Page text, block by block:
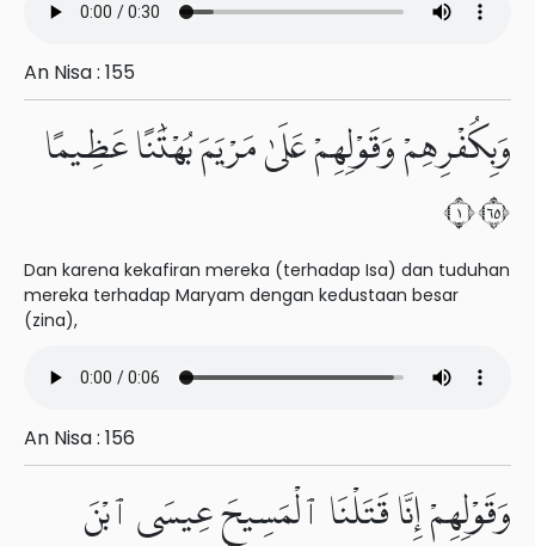
An Nisa : 155
وَبِكُفْرِهِمْ وَقَوْلِهِمْ عَلَىٰ مَرْيَمَ بُهْتَٰنًا عَظِيمًا
١٥٦
Dan karena kekafiran mereka (terhadap Isa) dan tuduhan
mereka terhadap Maryam dengan kedustaan besar
(zina),
An Nisa : 156
وَقَوْلِهِمْ إِنَّا قَتَلْنَا ٱلْمَسِيحَ عِيسَى ٱبْنَ